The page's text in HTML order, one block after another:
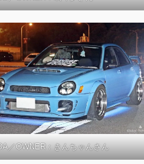
／OWNER：きんちゃんさん